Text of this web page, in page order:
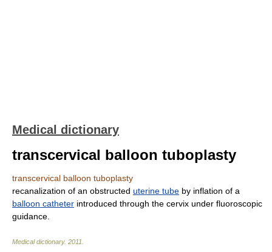
Medical dictionary
transcervical balloon tuboplasty
transcervical balloon tuboplasty
recanalization of an obstructed uterine tube by inflation of a
balloon catheter introduced through the cervix under fluoroscopic
guidance.
Medical dictionary. 2011